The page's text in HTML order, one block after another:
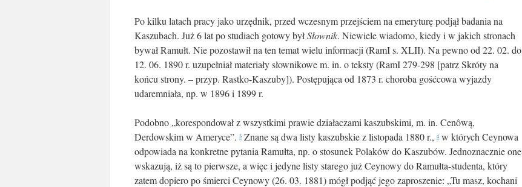
Po kilku latach pracy jako urzędnik, przed wczesnym przejściem na emeryturę podjął badania na
Kaszubach. Już 6 lat po studiach gotowy byłSłownik. Niewiele wiadomo, kiedy i w jakich stronach
bywał Ramułt. Nie pozostawił na ten temat wielu informacji (RamI s. XLII). Na pewno od 22. 02. do
12. 06. 1890 r. uzupełniał materiały słownikowe m. in. o teksty (RamI 279-298 [patrz Skróty na
końcu strony. – przyp. Rastko-Kaszuby]). Postępująca od 1873 r. choroba gośćcowa wyjazdy
udaremniała, np. w 1896 i 1899 r.
Podobno „korespondował z wszystkimi prawie działaczami kaszubskimi, m. in. Cenôwą,
Derdowskim w Ameryce”. 3 Znane są dwa listy kaszubskie z listopada 1880 r., 4 w których Ceynowa
odpowiada na konkretne pytania Ramułta, np. o stosunek Polaków do Kaszubów. Jednoznacznie one
wskazują, iż są to pierwsze, a więc i jedyne listy starego już Ceynowy do Ramułta-studenta, który
zatem dopiero po śmierci Ceynowy (26. 03. 1881) mógł podjąć jego zaproszenie: „Tu masz, kochani